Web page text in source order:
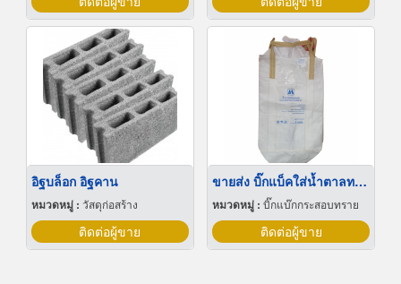
อิฐบล็อก อิฐคาน
หมวดหมู่ : วัสดุก่อสร้าง
ติดต่อผู้ขาย
ขายส่ง บิ๊กแบ็คใส่น้ำตาลทราย สมุทรปราการ
หมวดหมู่ : บิ๊กแบ๊กกระสอบทราย
ติดต่อผู้ขาย